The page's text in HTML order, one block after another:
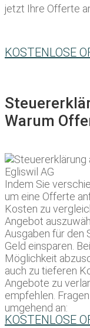
jetzt Ihre Offerte
KOSTENLOSE
Warum
Indem Sie
um eine Offerte
Kosten zu
Angebot
Ausgaben für den
Geld einsparen.
Möglichkeit
auch zu tieferen
Angebote zu
empfehlen.
umgehend an:
KOSTENLOSE